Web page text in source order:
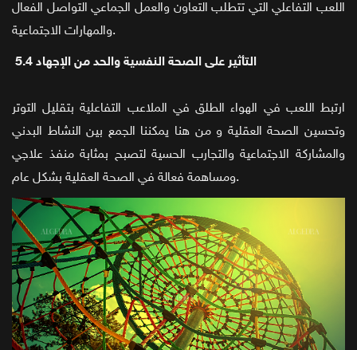
اللعب التفاعلي التي تتطلب التعاون والعمل الجماعي التواصل الفعال
والمهارات الاجتماعية.
5.4 التأثير على الصحة النفسية والحد من الإجهاد
ارتبط اللعب في الهواء الطلق في الملاعب التفاعلية بتقليل التوتر
وتحسين الصحة العقلية و من هنا يمكننا الجمع بين النشاط البدني
والمشاركة الاجتماعية والتجارب الحسية لتصبح بمثابة منفذ علاجي
ومساهمة فعالة في الصحة العقلية بشكل عام.